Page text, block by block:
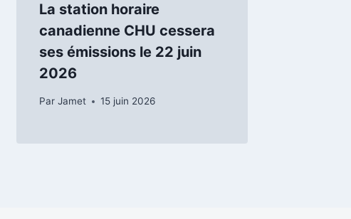
La station horaire
canadienne CHU cessera
ses émissions le 22 juin
2026
Par Jamet 15 juin 2026